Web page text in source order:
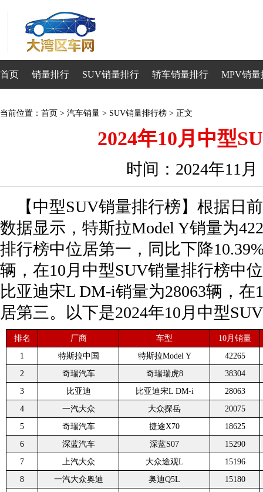
首页 销量排行 SUV销量排行 轿车销量排行 MPV销量
当前位置： 首页 > 汽车销量 > SUV销量排行榜 > 正文
2024年10月中型
时间：2024年11
【中型SUV销量排行榜】根据日
数据显示，特斯拉Model Y销量为
排行榜中位居第一，同比下降
辆，在10月中型SUV销量排行榜中
比亚迪宋L DM-i销量为28063辆，
居第三。以下是2024年10月中型
排名 厂商 车型
10月销量
1
特斯拉中国 特斯拉Model Y
42265
2
奇瑞汽车 奇瑞瑞虎8
38304
3
比亚迪 比亚迪宋L DM-i
28063
4
一汽大众 大众探岳
20075
5
奇瑞汽车 捷途X70
18625
6
深蓝汽车 深蓝S07
15290
7
上汽大众 大众途观L
15196
8
一汽大众奥迪 奥迪Q5L
15180